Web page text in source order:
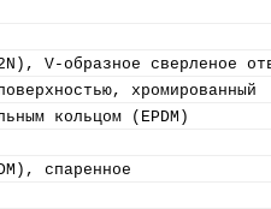
V-образное сверленое
хромированный
кольцом (EPDM)
спаренное